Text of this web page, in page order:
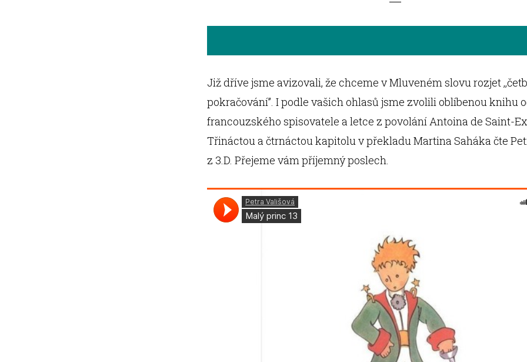
Již dříve jsme avizovali, že chceme v Mluveném slovu rozjet
pokračování’’. I podle vašich ohlasů jsme zvolili oblíbenou knihu
francouzského spisovatele a letce z povolání Antoina de Saint-
Třináctou a čtrnáctou kapitolu v překladu Martina Saháka čte
z 3.D. Přejeme vám příjemný poslech.